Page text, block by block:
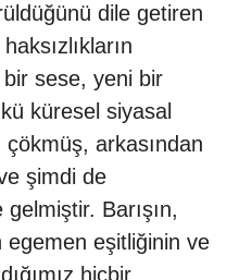
dile getiren
sese, yeni bir
küresel siyasal
arkasından
şimdi de
Barışın,
egemen eşitliğinin ve
hiçbir